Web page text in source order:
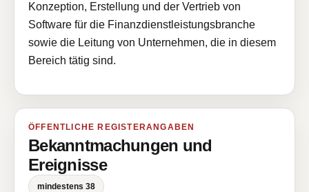
Konzeption, Erstellung und der Vertrieb von
Software für die Finanzdienstleistungsbranche
sowie die Leitung von Unternehmen, die in diesem
Bereich tätig sind.
ÖFFENTLICHE REGISTERANGABEN
Bekanntmachungen und
Ereignisse
mindestens 38